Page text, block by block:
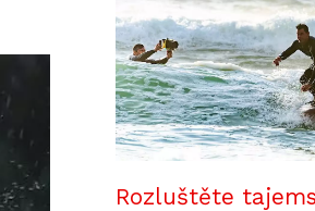
Rozluštěte